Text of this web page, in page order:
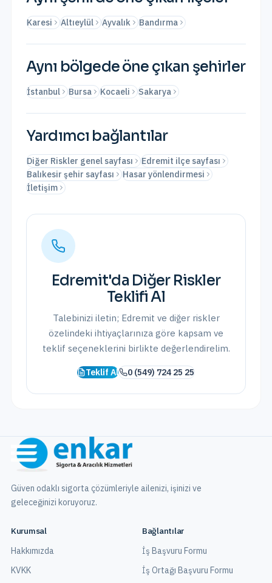
Karesi Altıeylül Ayvalık Bandırma
Aynı bölgede öne çıkan şehirler
İstanbul Bursa Kocaeli Sakarya
Yardımcı bağlantılar
Diğer Riskler genel sayfası
Edremit ilçe sayfası
Balıkesir şehir sayfası
Hasar yönlendirmesi
İletişim
Edremit'da Diğer Riskler
Teklifi Al
Talebinizi iletin; Edremit ve diğer riskler
özelindeki ihtiyaçlarınıza göre kapsam ve
teklif seçeneklerini birlikte değerlendirelim.
Teklif Al 0 (549) 724 25 25
Güven odaklı sigorta çözümleriyle ailenizi, işinizi ve
geleceğinizi koruyoruz.
Kurumsal
Hakkımızda
KVKK
Bağlantılar
İş Başvuru Formu
İş Ortağı Başvuru Formu